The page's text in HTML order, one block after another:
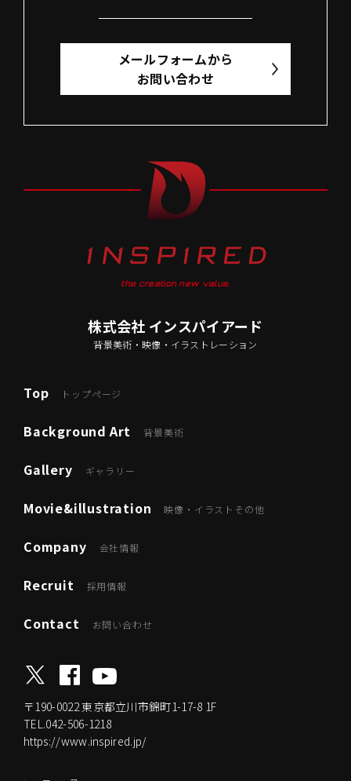
メールフォームから
お問い合わせ
the creation new value.
株式会社 インスパイアード
背景美術・映像・イラストレーション
Top トップページ
Background Art 背景美術
Gallery ギャラリー
Movie&illustration 映像・イラストその他
Company 会社情報
Recruit 採用情報
Contact お問い合わせ
〒190-0022東京都立川市錦町1-17-8 1F
TEL.042-506-1218
https://www.inspired.jp/